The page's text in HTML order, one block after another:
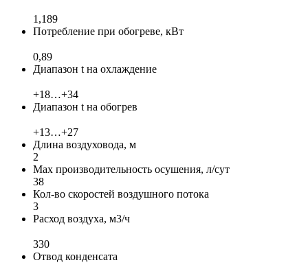
1,189
Потребление при обогреве, кВт
0,89
Диапазон t на охлаждение
+18…+34
Диапазон t на обогрев
+13…+27
Длина воздуховода, м
2
Max производительность осушения, л/сут
38
Кол-во скоростей воздушного потока
3
Расход воздуха, м3/ч
330
Отвод конденсата